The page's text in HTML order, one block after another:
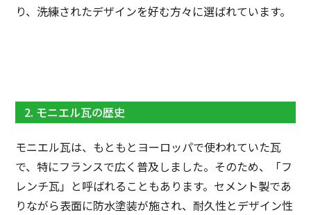
り、洗練されたデザインを好む方々に選ばれています。
2. モニエル瓦の歴史
モニエル瓦は、もともとヨーロッパで使われていた瓦
で、特にフランスで広く普及しました。そのため、「フ
レンチ瓦」と呼ばれることもあります。セメント製であ
りながら表面に防水塗装が施され、耐久性とデザイン性